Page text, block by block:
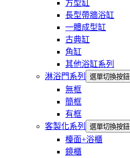
方型缸
長型帶牆浴缸
一體成型缸
古典缸
角缸
其他浴缸系列
淋浴門系列
選單切換按鈕
無框
簡框
有框
客製化系列
選單切換按鈕
檯面+浴櫃
鏡櫃